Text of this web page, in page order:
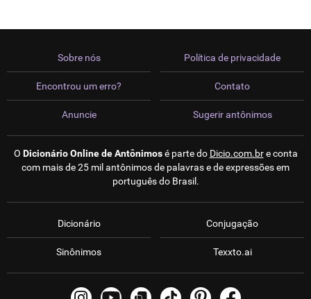
Sobre nós
Encontrou um erro?
Anuncie
Política de privacidade
Contato
Sugerir antônimos
O Dicionário Online de Antônimosé parte do Dicio.com.bre conta
com mais de 25 mil antônimos de palavras e de expressões em
português do Brasil.
Dicionário
Sinônimos
Conjugação
Texxto.ai